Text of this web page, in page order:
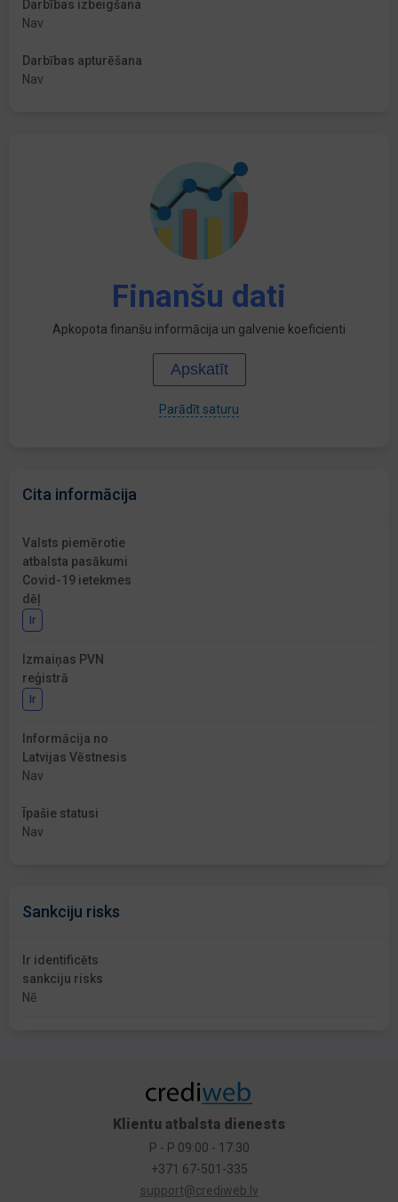
Darbības izbeigšana
Nav
Darbības apturēšana
Nav
Finanšu dati
Apkopota finanšu informācija un galvenie koeficienti
Apskatīt
Parādīt saturu
Cita informācija
Valsts piemērotie
atbalsta pasākumi
Covid-19 ietekmes
dēļ
Ir
Izmaiņas PVN
reģistrā
Ir
Informācija no
Latvijas Vēstnesis
Nav
Īpašie statusi
Nav
Sankciju risks
Ir identificēts
sankciju risks
Nē
Klientu atbalsta dienests
P - P 09:00 - 17:30
+371 67-501-335
support@crediweb.lv